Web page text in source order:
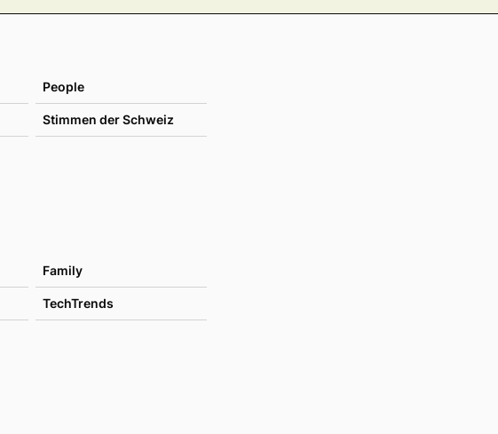
People
Stimmen der Schweiz
Family
TechTrends